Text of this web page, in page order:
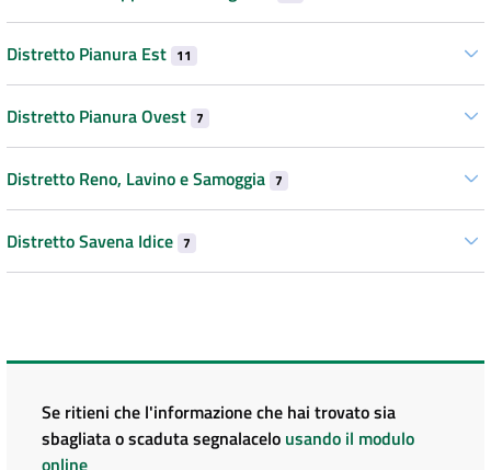
Distretto Pianura Est 11
Distretto Pianura Ovest 7
Distretto Reno, Lavino e Samoggia 7
Distretto Savena Idice 7
Se ritieni che l'informazione che hai trovato sia
sbagliata o scaduta segnalacelo usando il modulo
online